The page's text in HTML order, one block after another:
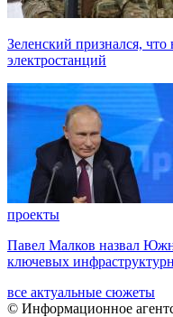
Зеленский признался,
электростанций
проекты
Павел Малков назвал
ключевых
все актуальные сюжеты
© Информационное